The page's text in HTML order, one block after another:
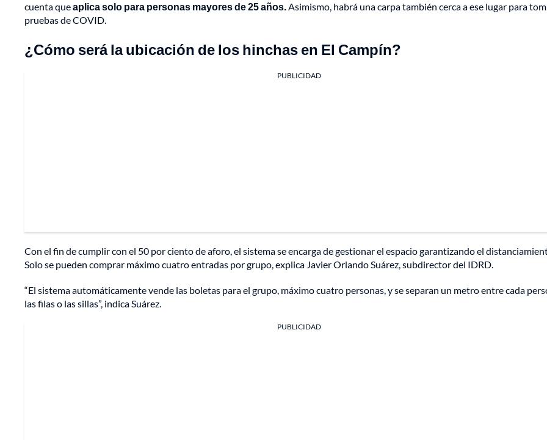
cuenta queaplica solo para personas mayores de 25 años.Asimismo, habrá una carpa también cerca a ese lugar para
pruebas de COVID.
¿Cómo será la ubicación de los hinchas en El Campín?
PUBLICIDAD
Con el fin de cumplir con el 50 por ciento de aforo, el sistema se encarga de gestionar el espacio garantizando el
Solo se pueden comprar máximo cuatro entradas por grupo, explica Javier Orlando Suárez, subdirector del IDRD.
“El sistema automáticamente vende las boletas para el grupo, máximo cuatro personas, y se separan un metro entre cada
las filas o las sillas”, indica Suárez.
PUBLICIDAD